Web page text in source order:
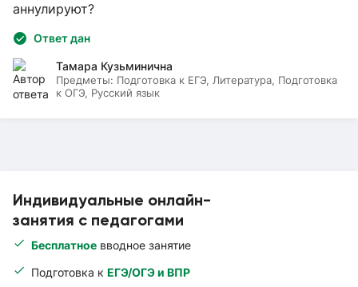
Индивидуальные онлайн-
занятия с педагогами
Бесплатное вводное занятие
Подготовка к ЕГЭ/ОГЭ и ВПР
аннулируют?
Ответ дан
Тамара Кузьминична
Предметы: Подготовка к ЕГЭ, Литература, Подготовка
к ОГЭ, Русский язык